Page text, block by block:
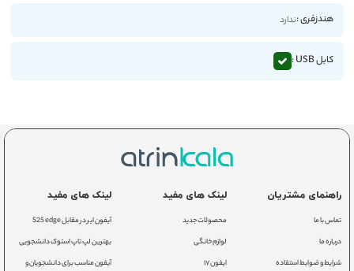
هندزفری :ندارد
کابل USB :
راهنمای مشتریان
تماس با ما
درباره ما
شرایط و ضوابط استفاده
لینک های مفید
محصولات جدید
لوازم خانگی
ایفون ۱۷
لینک های مفید
آیفون ایر در مقابل S25 edge
بهترین لپ تاپ استوک دانشجویی
آیفون مناسب برای دانشجویان و